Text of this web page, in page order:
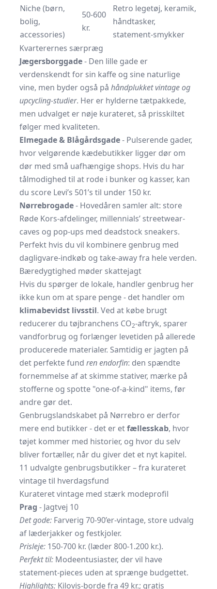
Niche (børn,
bolig,
accessories)
50-600
kr.
Retro legetøj, keramik,
håndtasker,
statement-smykker
Kvarterernes særpræg
Jægersborggade- Den lille gade er
verdenskendt for sin kaffe og sine naturlige
vine, men byder også på håndplukket vintage og
upcycling-studier. Her er hylderne tætpakkede,
men udvalget er nøje kurateret, så prisskiltet
følger med kvaliteten.
Elmegade & Blågårdsgade- Pulserende gader,
hvor velgørende kædebutikker ligger dør om
dør med små uafhængige shops. Hvis du har
tålmodighed til at rode i bunker og kasser, kan
du score Levi’s 501’s til under 150 kr.
Nørrebrogade- Hovedåren samler alt: store
Røde Kors-afdelinger, millennials’ streetwear-
caves og pop-ups med deadstock sneakers.
Perfekt hvis du vil kombinere genbrug med
dagligvare-indkøb og take-away fra hele verden.
Bæredygtighed møder skattejagt
Hvis du spørger de lokale, handler genbrug her
ikke kun om at spare penge - det handler om
klimabevidst livsstil. Ved at købe brugt
reducerer du tøjbranchens CO2-aftryk, sparer
vandforbrug og forlænger levetiden på allerede
producerede materialer. Samtidig er jagten på
det perfekte fund ren endorfin: den spændte
fornemmelse af at skimme stativer, mærke på
stofferne og spotte one-of-a-kind items, før
andre gør det.
Genbrugslandskabet på Nørrebro er derfor
mere end butikker - det er etfællesskab, hvor
tøjet kommer med historier, og hvor du selv
bliver fortæller, når du giver det et nyt kapitel.
11 udvalgte genbrugsbutikker – fra kurateret
vintage til hverdagsfund
Kurateret vintage med stærk modeprofil
Prag - Jagtvej 10
Det gode: Farverig 70-90’er-vintage, store udvalg
af læderjakker og festkjoler.
Prisleje: 150-700 kr. (læder 800-1.200 kr.).
Perfekt til: Modeentusiaster, der vil have
statement-pieces uden at sprænge budgettet.
Highlights: Kilovis-borde fra 49 kr.; gratis